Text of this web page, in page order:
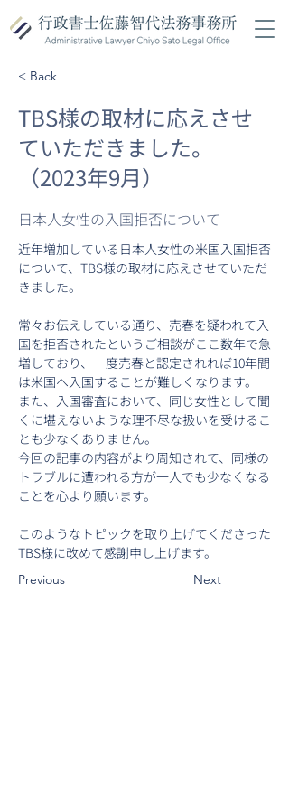
< Back
TBS様の取材に応えさせ
ていただきました。
（2023年9月）
日本人女性の入国拒否について
近年増加している日本人女性の米国入国拒否
について、TBS様の取材に応えさせていただ
きました。
常々お伝えしている通り、売春を疑われて入
国を拒否されたというご相談がここ数年で急
増しており、一度売春と認定されれば10年間
は米国へ入国することが難しくなります。
また、入国審査において、同じ女性として聞
くに堪えないような理不尽な扱いを受けるこ
とも少なくありません。
今回の記事の内容がより周知されて、同様の
トラブルに遭われる方が一人でも少なくなる
ことを心より願います。
このようなトピックを取り上げてくださった
TBS様に改めて感謝申し上げます。
Previous Next